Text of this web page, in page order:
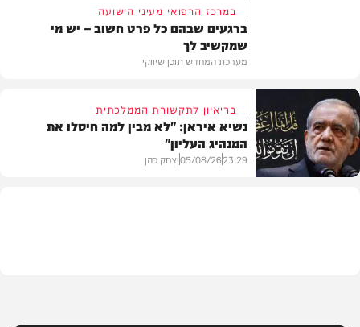
תוכן שיווקי
במרכז הרפואי מעיני הישועה
ברגעים שבהם כל פרט חשוב – יש מי
שמקשיב לך
מערכת המחדש תוכן שיווקי
בריאיון לתקשורת הממלכתית
נשיא איראן: "לא מבין למה חיסלו את
המנהיג העליון"
23:29
05/08/26יצחק כהן